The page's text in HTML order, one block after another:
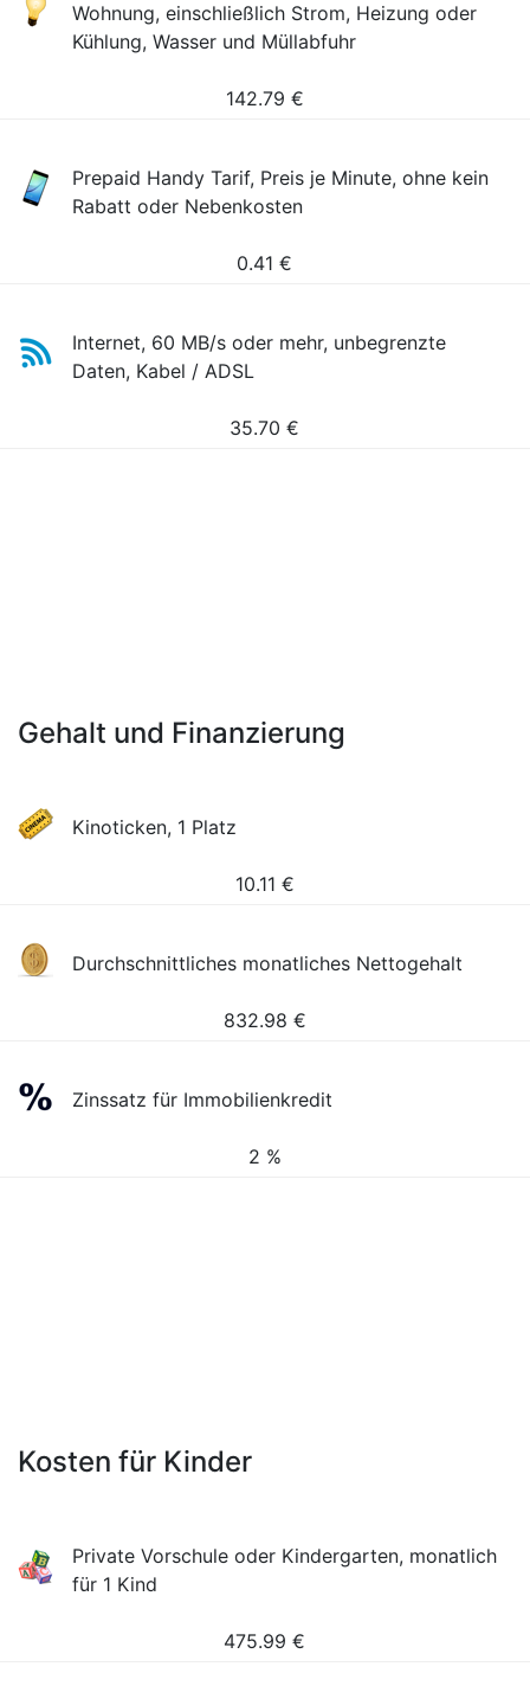
Wohnung, einschließlich Strom, Heizung oder
Kühlung, Wasser und Müllabfuhr
142.79 €
Prepaid Handy Tarif, Preis je Minute, ohne kein
Rabatt oder Nebenkosten
0.41 €
Internet, 60 MB/s oder mehr, unbegrenzte
Daten, Kabel / ADSL
35.70 €
Gehalt und Finanzierung
Kinoticken, 1 Platz
10.11 €
Durchschnittliches monatliches Nettogehalt
832.98 €
Zinssatz für Immobilienkredit
2 %
Kosten für Kinder
Private Vorschule oder Kindergarten, monatlich
für 1 Kind
475.99 €